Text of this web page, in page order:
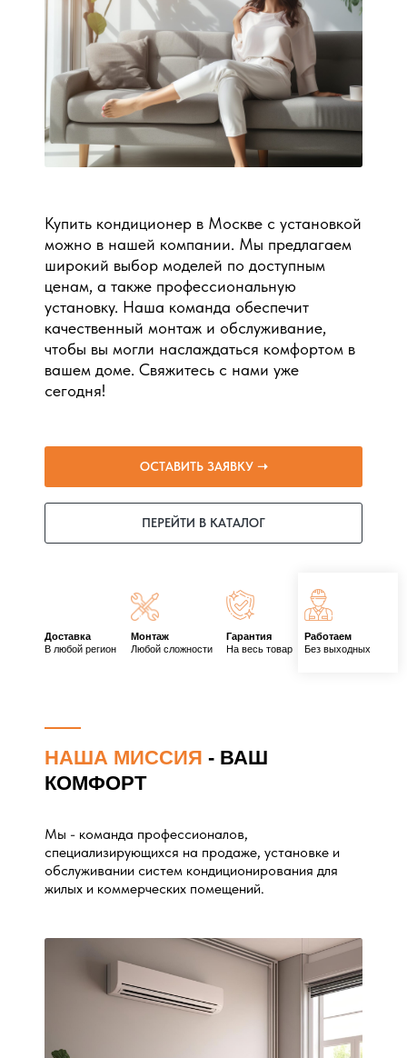
Купить кондиционер в Москве с установкой
можно в нашей компании. Мы предлагаем
широкий выбор моделей по доступным
ценам, а также профессиональную
установку. Наша команда обеспечит
качественный монтаж и обслуживание,
чтобы вы могли наслаждаться комфортом в
вашем доме. Свяжитесь с нами уже
сегодня!
ОСТАВИТЬ ЗАЯВКУ ➝
ПЕРЕЙТИ В КАТАЛОГ
Доставка
В любой регион
Монтаж
Любой сложности
Гарантия
На весь товар
Работаем
Без выходных
НАША МИССИЯ - ВАШ
КОМФОРТ
Мы - команда профессионалов,
специализирующихся на продаже, установке и
обслуживании систем кондиционирования для
жилых и коммерческих помещений.